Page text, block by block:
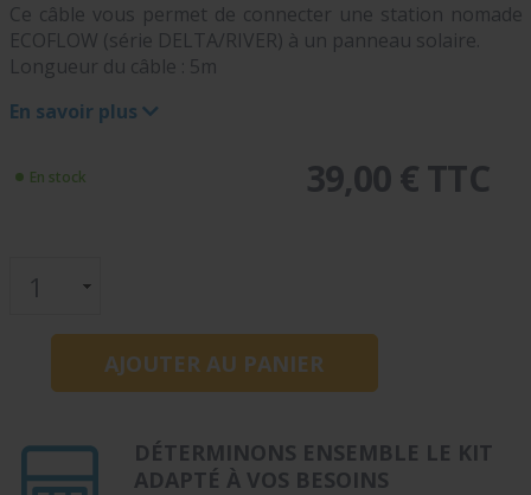
Ce câble vous permet de connecter une station nomade
ECOFLOW (série DELTA/RIVER) à un panneau solaire.
Longueur du câble : 5m
En savoir plus
En stock 39,00 € TTC
DÉTERMINONS ENSEMBLE LE KIT
ADAPTÉ À VOS BESOINS